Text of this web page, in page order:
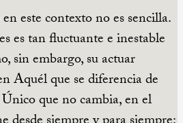
este contexto no es sencilla.
es tan fluctuante e inestable
sin embargo, su actuar
Aquél que se diferencia de
que no cambia, en el